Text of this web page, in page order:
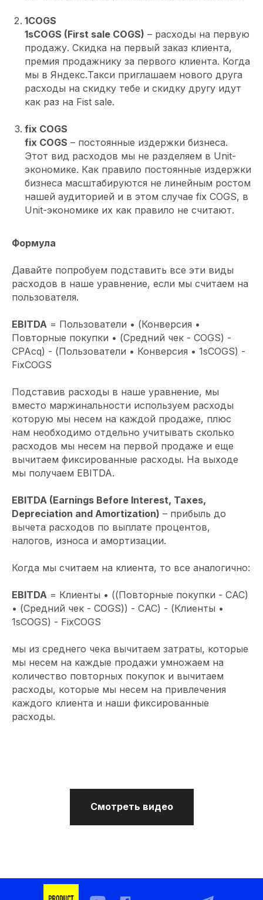
1COGS
1sCOGS (First sale COGS) – расходы на первую
продажу. Скидка на первый заказ клиента,
премия продажнику за первого клиента. Когда
мы в Яндекс.Такси приглашаем нового друга
расходы на скидку тебе и скидку другу идут
как раз на Fist sale.
fix COGS
fix COGS – постоянные издержки бизнеса.
Этот вид расходов мы не разделяем в Unit-
экономике. Как правило постоянные издержки
бизнеса масштабируются не линейным ростом
нашей аудиторией и в этом случае fix COGS, в
Unit-экономике их как правило не считают.
Формула
Давайте попробуем подставить все эти виды
расходов в наше уравнение, если мы считаем на
пользователя.
EBITDA = Пользователи • (Конверсия •
Повторные покупки • (Средний чек - COGS) -
CPAcq) - (Пользователи • Конверсия • 1sCOGS) -
FixCOGS
Подставив расходы в наше уравнение, мы
вместо маржинальности используем расходы
которую мы несем на каждой продаже, плюс
нам необходимо отдельно учитывать сколько
расходов мы несем на первой продаже и еще
вычитаем фиксированные расходы. На выходе
мы получаем EBITDA.
EBITDA (Earnings Before Interest, Taxes,
Depreciation and Amortization) – прибыль до
вычета расходов по выплате процентов,
налогов, износа и амортизации.
Когда мы считаем на клиента, то все аналогично:
EBITDA = Клиенты • ((Повторные покупки - CAC)
• (Средний чек - COGS)) - CAC) - (Клиенты •
1sCOGS) - FixCOGS
мы из среднего чека вычитаем затраты, которые
мы несем на каждые продажи умножаем на
количество повторных покупок и вычитаем
расходы, которые мы несем на привлечения
каждого клиента и наши фиксированные
расходы.
Смотреть видео